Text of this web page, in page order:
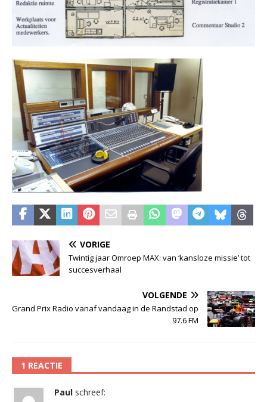
VORIGE
Twintig jaar Omroep MAX: van ‘kansloze missie’ tot
succesverhaal
VOLGENDE
Grand Prix Radio vanaf vandaag in de Randstad op
97.6 FM
1 REACTIE
Paul schreef: